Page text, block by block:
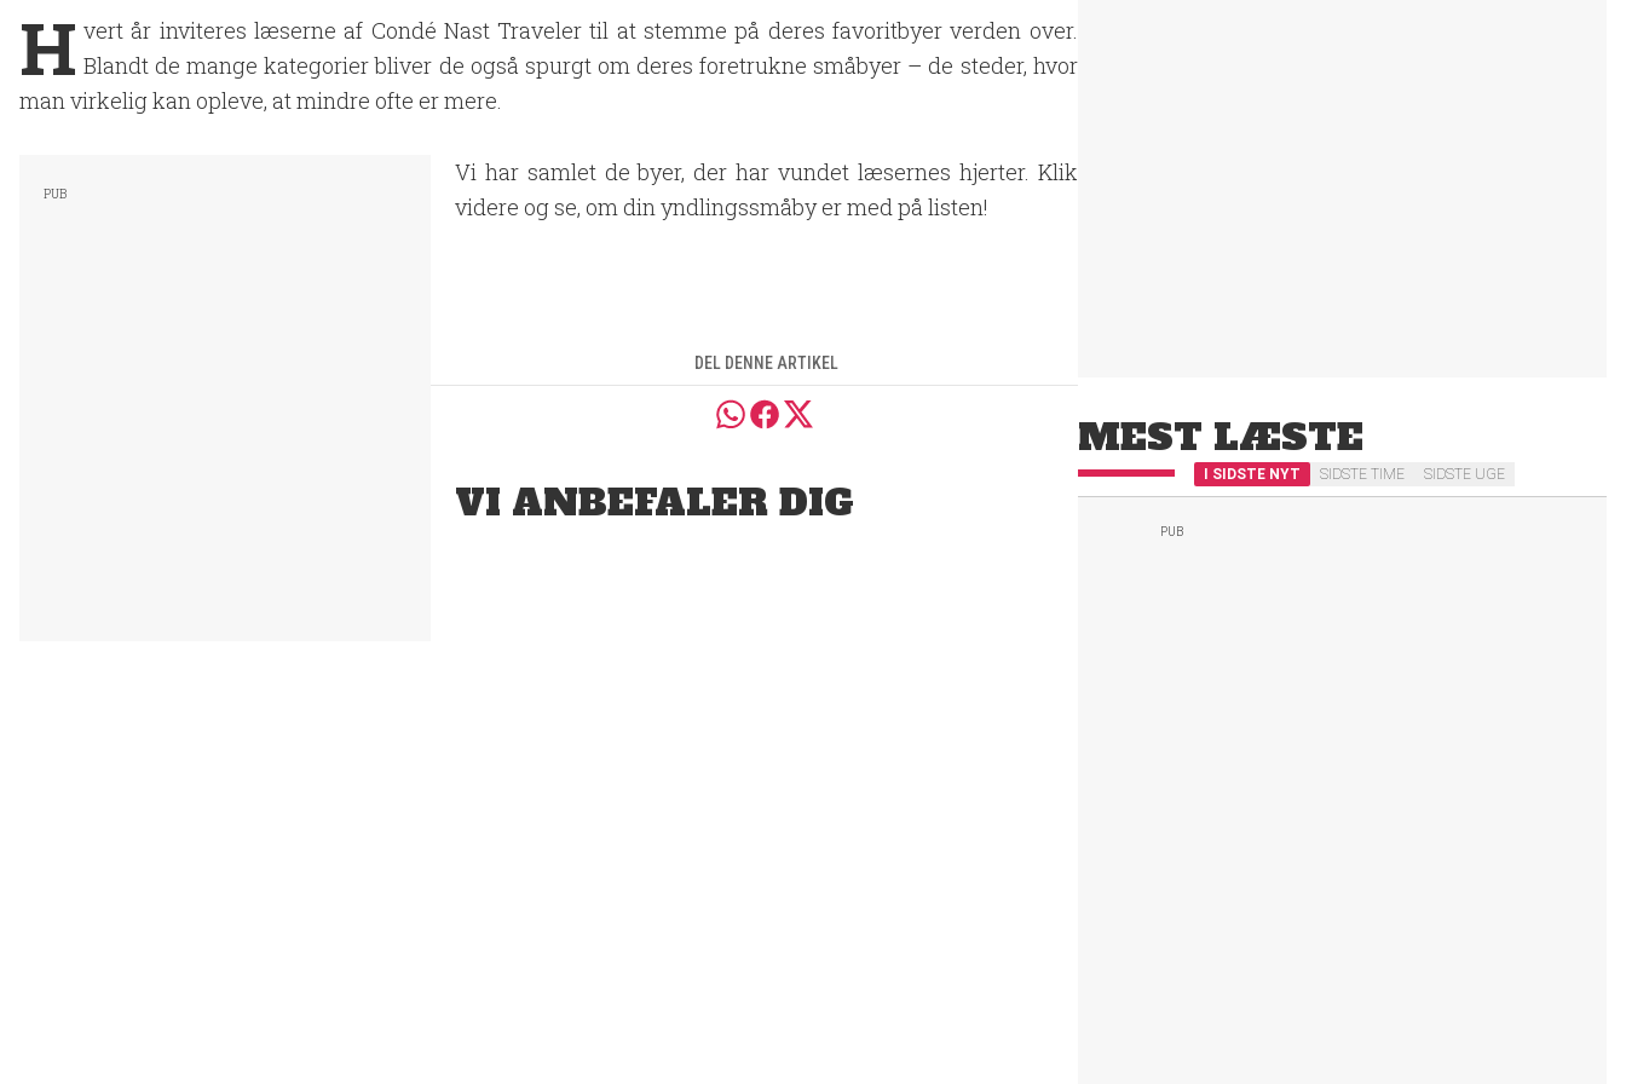
H vert år inviteres læserne af Condé Nast Traveler til at stemme på deres favoritbyer verden over.
Blandt de mange kategorier bliver de også spurgt om deres foretrukne småbyer – de steder, hvor
man virkelig kan opleve, at mindre ofte er mere.
Vi har samlet de byer, der har vundet læsernes hjerter. Klik
videre og se, om din yndlingssmåby er med på listen!
DEL DENNE ARTIKEL
VI ANBEFALER DIG
MEST LÆSTE
I SIDSTE NYT SIDSTE TIME SIDSTE UGE